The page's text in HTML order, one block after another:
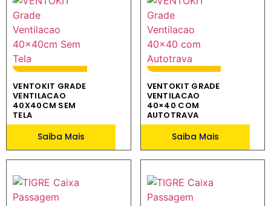
VENTOKIT GRADE
VENTILACAO
40X40CM SEM
TELA
Saiba Mais
VENTOKIT GRADE
VENTILACAO
40×40 COM
AUTOTRAVA
Saiba Mais